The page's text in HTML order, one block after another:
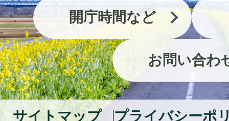
開庁時間など
お問い合わ
サイトマップ
プライバシーポ